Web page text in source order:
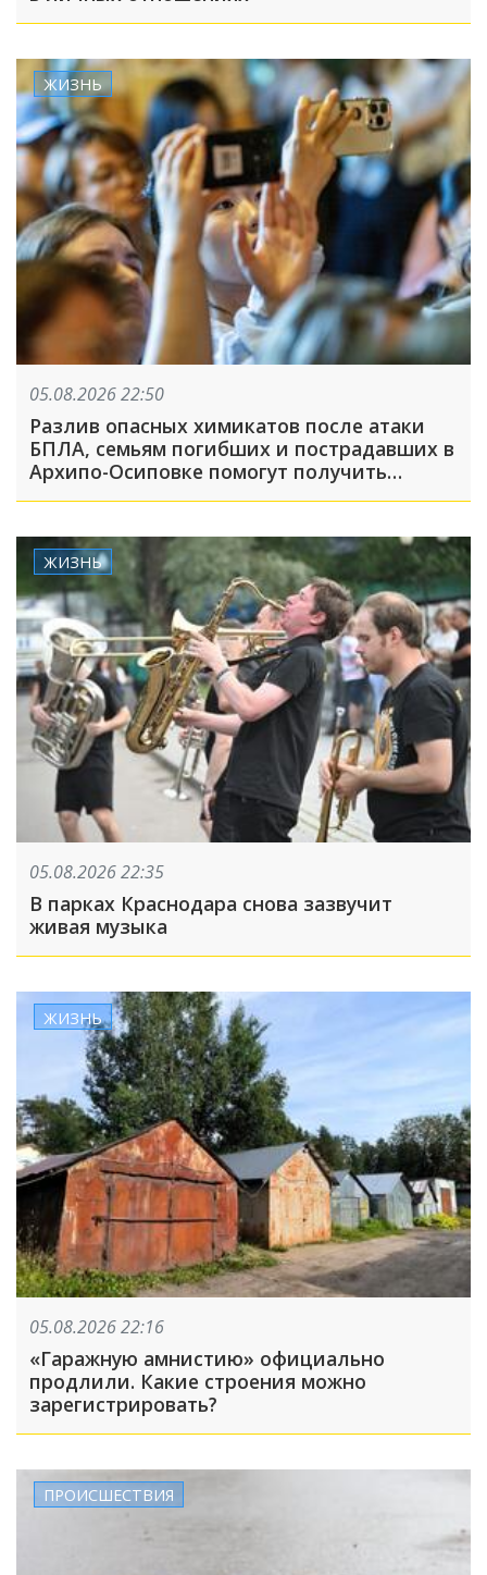
ЖИЗНЬ
05.08.2026 22:50
Разлив опасных химикатов после атаки
БПЛА, семьям погибших и пострадавших в
Архипо-Осиповке помогут получить
выплаты: ТОП-5 за 5 августа
ЖИЗНЬ
05.08.2026 22:35
В парках Краснодара снова зазвучит
живая музыка
ЖИЗНЬ
05.08.2026 22:16
«Гаражную амнистию» официально
продлили. Какие строения можно
зарегистрировать?
ПРОИСШЕСТВИЯ